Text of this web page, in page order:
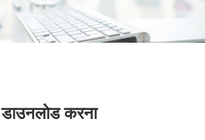
डाउनलोड करना